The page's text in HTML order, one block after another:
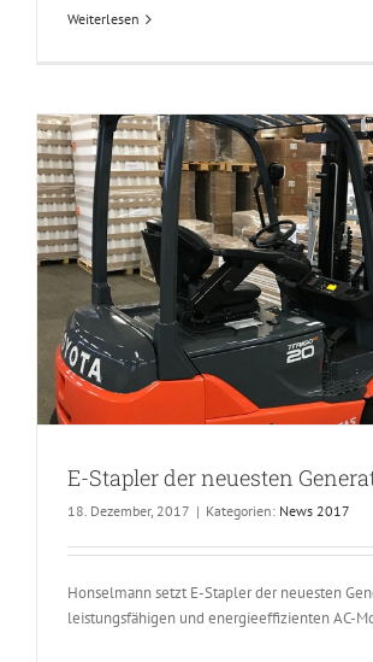
Weiterlesen
E-Stapler der neuesten
18. Dezember, 2017 | Kategorien: News 2017
Honselmann setzt E-Stapler der neuesten
leistungsfähigen und energieeffizienten AC-